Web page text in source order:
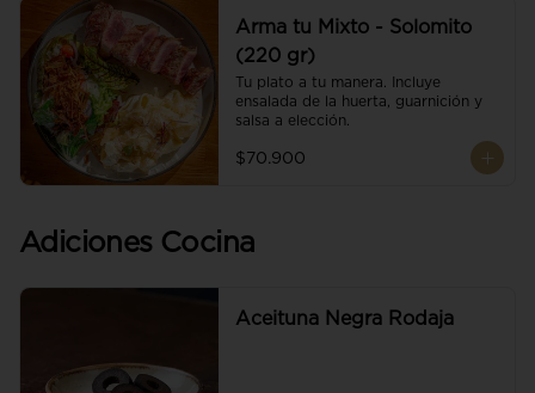
Arma tu Mixto - Solomito
(220 gr)
Tu plato a tu manera. Incluye
ensalada de la huerta, guarnición y
salsa a elección.
$70.900
Adiciones Cocina
Aceituna Negra Rodaja